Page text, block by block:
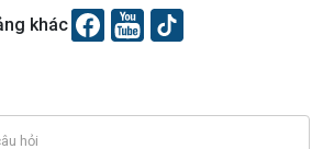
Đối thoại
Diễn đàn chủ nhật
khác